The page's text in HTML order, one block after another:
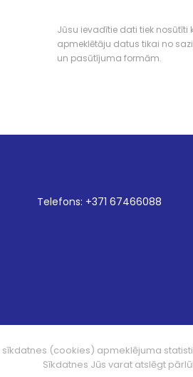
Jūsu ievadītie dati tiek nosūtīti
apmeklētāju datus tikai no
un pasūtījuma formām.
Telefons: +371 67466088
(cookies) apmeklējuma
Sīkdatnes Jūs varat atslēgt